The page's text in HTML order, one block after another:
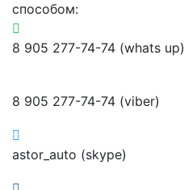
способом:
8 905 277-74-74 (whats up)
8 905 277-74-74 (viber)
astor_auto (skype)